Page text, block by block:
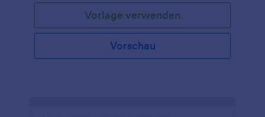
Vorlage verwenden
Vorschau